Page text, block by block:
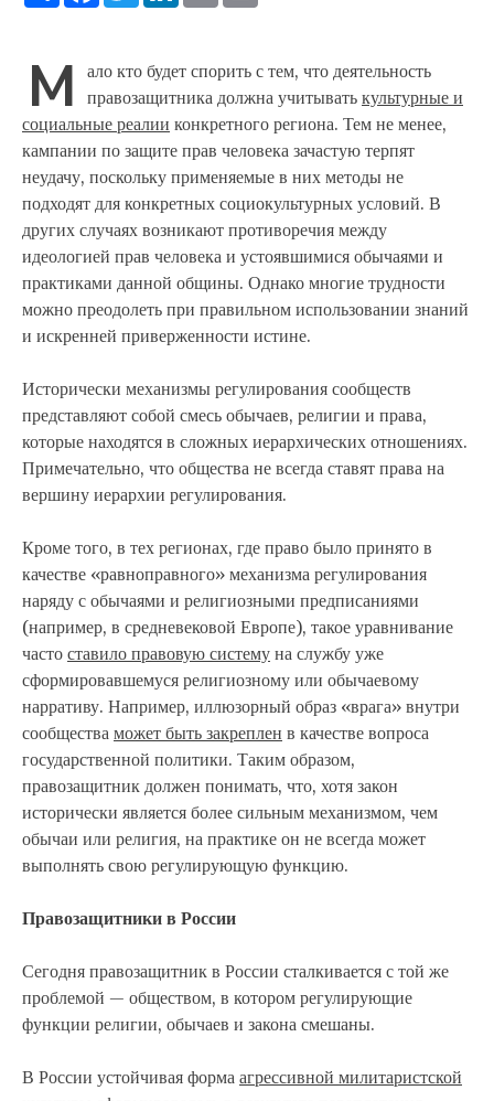
М
ало кто будет спорить с тем, что деятельность
правозащитника должна учитывать культурные и
социальные реалии конкретного региона. Тем не менее,
кампании по защите прав человека зачастую терпят
неудачу, поскольку применяемые в них методы не
подходят для конкретных социокультурных условий. В
других случаях возникают противоречия между
идеологией прав человека и устоявшимися обычаями и
практиками данной общины. Однако многие трудности
можно преодолеть при правильном использовании знаний
и искренней приверженности истине.
Исторически механизмы регулирования сообществ
представляют собой смесь обычаев, религии и права,
которые находятся в сложных иерархических отношениях.
Примечательно, что общества не всегда ставят права на
вершину иерархии регулирования.
Кроме того, в тех регионах, где право было принято в
качестве «равноправного» механизма регулирования
наряду с обычаями и религиозными предписаниями
(например, в средневековой Европе), такое уравнивание
часто ставило правовую систему на службу уже
сформировавшемуся религиозному или обычаевому
нарративу. Например, иллюзорный образ «врага» внутри
сообщества может быть закреплен в качестве вопроса
государственной политики. Таким образом,
правозащитник должен понимать, что, хотя закон
исторически является более сильным механизмом, чем
обычаи или религия, на практике он не всегда может
выполнять свою регулирующую функцию.
Правозащитники в России
Сегодня правозащитник в России сталкивается с той же
проблемой — обществом, в котором регулирующие
функции религии, обычаев и закона смешаны.
В России устойчивая форма агрессивной милитаристской